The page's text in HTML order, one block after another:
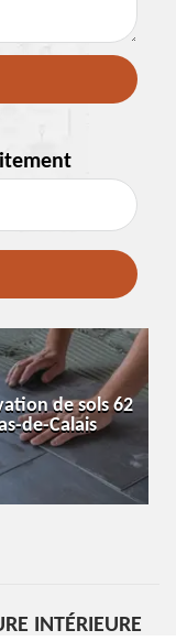
de sols 62
de-Calais
INTÉRIEURE